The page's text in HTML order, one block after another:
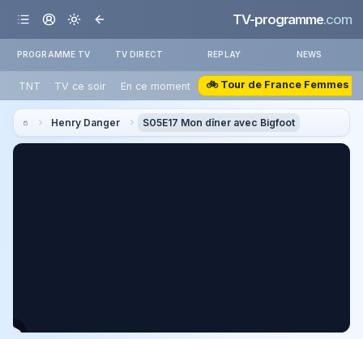
TV-programme.com
PROGRAMME TV TV DIRECT REPLAY NEWS
TNT TV ce soir En ce moment 🚲 Tour de France Femmes
Henry Danger S05E17 Mon dîner avec Bigfoot